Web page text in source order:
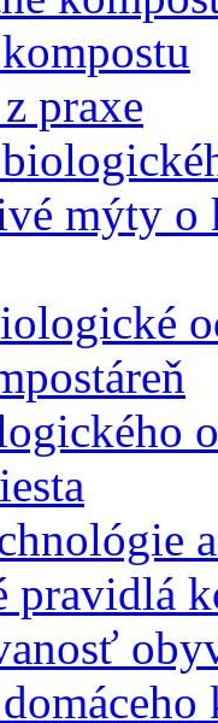
praxe
mýty o
pravidlá